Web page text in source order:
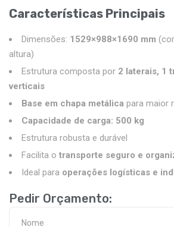
Características Principais
Dimensões: 1529×988×1690 mm
altura)
Estrutura composta por 2 laterais, 1
verticais
Base em chapa metálica para maior
Capacidade de carga: 500 kg
Estrutura robusta e durável
Facilita o transporte seguro e
Ideal para operações logísticas e
Pedir Orçamento: